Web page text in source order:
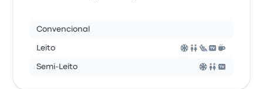
Convencional
Leito
Semi-Leito